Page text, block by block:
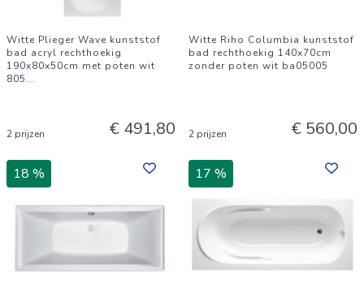
Witte Plieger Wave kunststof
bad acryl rechthoekig
190x80x50cm met poten wit
805...
2 prijzen € 491,80
Witte Riho Columbia kunststof
bad rechthoekig 140x70cm
zonder poten wit ba05005
2 prijzen € 560,00
18 % 17 %